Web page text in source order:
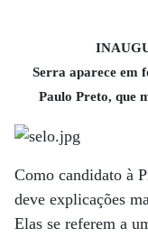
Serra aparece em
Paulo Preto, que
Como candidato à
deve explicações
Elas se referem a